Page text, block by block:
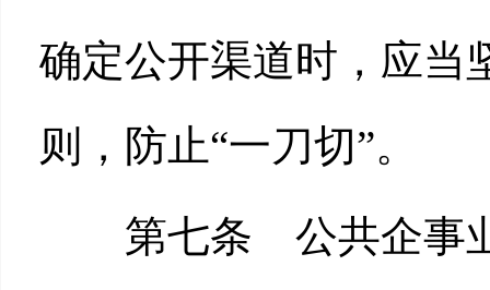
确定公开渠道时，应当
则，防止“一刀切”。
第七条 公共企事业